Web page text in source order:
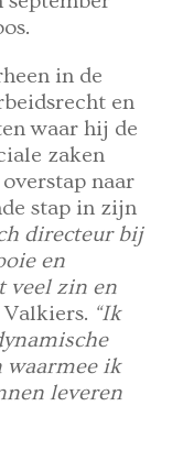
in de
en
waar hij de
zaken
naar
stap in zijn
directeur bij
en
veel zin en
“Ik
waarmee ik
leveren